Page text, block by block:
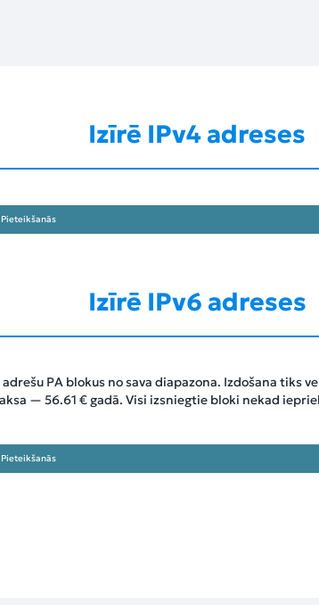
Izīrē IPv4 adreses
Pieteikšanās
Izīrē IPv6 adreses
PA blokus no sava diapazona. Izdošana tiks
— 56.61 € gadā. Visi izsniegtie bloki nekad
Pieteikšanās